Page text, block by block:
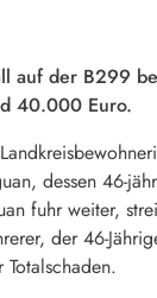
auf der B299
40.000 Euro.
dessen 46-
fuhr weiter,
der 46-